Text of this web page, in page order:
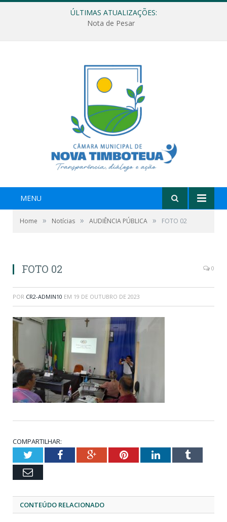
ÚLTIMAS ATUALIZAÇÕES:
Nota de Pesar
MENU
Home » Notícias » AUDIÊNCIA PÚBLICA » FOTO 02
FOTO 02 0
POR CR2-ADMIN10 EM 19 DE OUTUBRO DE 2023
COMPARTILHAR:
TwitterFacebookGoogle+PinterestLinkedInTumblr
Email
CONTEÚDO RELACIONADO